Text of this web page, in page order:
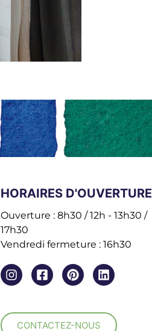
HORAIRES D'OUVERTURE
Ouverture : 8h30 / 12h - 13h30 /
17h30
Vendredi fermeture : 16h30
CONTACTEZ-NOUS